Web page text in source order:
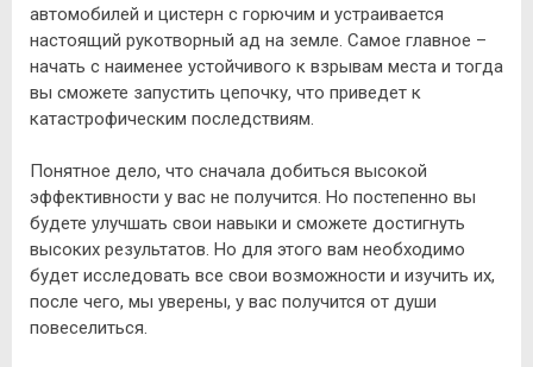
автомобилей и цистерн с горючим и устраивается
настоящий рукотворный ад на земле. Самое главное –
начать с наименее устойчивого к взрывам места и тогда
вы сможете запустить цепочку, что приведет к
катастрофическим последствиям.
Понятное дело, что сначала добиться высокой
эффективности у вас не получится. Но постепенно вы
будете улучшать свои навыки и сможете достигнуть
высоких результатов. Но для этого вам необходимо
будет исследовать все свои возможности и изучить их,
после чего, мы уверены, у вас получится от души
повеселиться.